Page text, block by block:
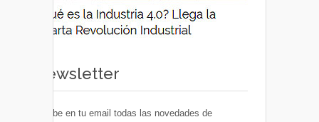
Newsletter
Recibe en tu email todas las novedades de